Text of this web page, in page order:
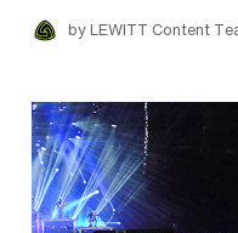
by LEWITT Content